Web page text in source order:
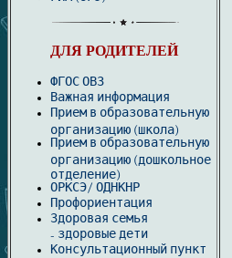
ДЛЯ РОДИТЕЛЕЙ
ФГОС ОВЗ
Важная информация
Прием в образовательную
организацию (школа)
Прием в образовательную
организацию (дошкольное
отделение)
ОРКСЭ/ ОДНКНР
Профориентация
Здоровая семья
- здоровые дети
Консультационный пункт